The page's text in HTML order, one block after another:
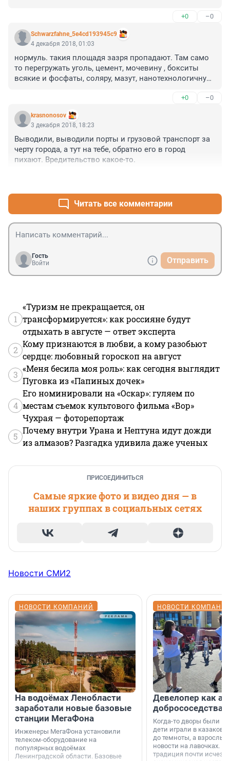
+0 –0
Schwarzfahne_5e4cd193945c9
4 декабря 2018, 01:03
нормуль. такия площадя зазря пропадают. Там само
то перегружать уголь, цемент, мочевину , бокситы
всякие и фосфаты, соляру, мазут, нанотехнологичную
Морской фасад,стратегические инвесторы. чо. А
сбоку муравейников этажей в 30 - 40 повтыкать -
раскупят с лёту - на стадии забора. Яблоки , сыр и
вражьих гусят там давить и жечь очень удобно .
Построить там фанерный Лондоно-Киев и брать его
на приступ ..... Ех, нету в городе рачительного
крепкого хозяйственика, такой бизнес не вырос!
+0 –0
krasnonosov
3 декабря 2018, 18:23
Выводили, выводили порты и грузовой транспорт за
черту города, а тут на тебе, обратно его в город
пихают. Вредительство какое-то.
Читать все комментарии
Гость
Войти
Отправить
1
«Туризм не прекращается, он
трансформируется»: как россияне будут
отдыхать в августе — ответ эксперта
2
Кому признаются в любви, а кому разобьют
сердце: любовный гороскоп на август
3
«Меня бесила моя роль»: как сегодня выглядит
Пуговка из «Папиных дочек»
4
Его номинировали на «Оскар»: гуляем по
местам съемок культового фильма «Вор»
Чухрая — фоторепортаж
5
Почему внутри Урана и Нептуна идут дожди
из алмазов? Разгадка удивила даже ученых
ПРИСОЕДИНИТЬСЯ
Самые яркие фото и видео дня — в
наших группах в социальных сетях
Новости СМИ2
НОВОСТИ КОМПАНИЙ
На водоёмах Ленобласти
заработали новые базовые
станции МегаФона
Инженеры МегаФона установили
телеком-оборудование на
популярных водоёмах
Ленинградской области. Базовые
НОВОСТИ
Девелопер как
добрососедства
Когда-то дворы были
дети играли в казаков-
до темноты, а
новости на лавочках. В
традиция почти